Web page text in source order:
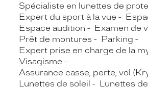
Spécialiste en lunettes de
Expert du sport à la vue
Espace audition
Examen de
Prêt de montures
Parking
Expert prise en charge de la
Visagisme
Assurance casse, perte, vol
Lunettes de soleil
Lunettes